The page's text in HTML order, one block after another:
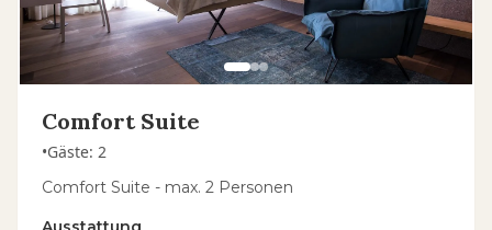
Comfort Suite
•Gäste: 2
Comfort Suite - max. 2 Personen